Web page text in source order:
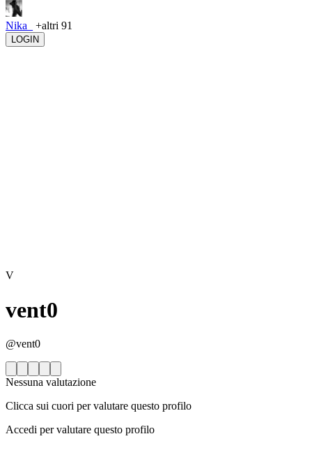
Nika_ +altri 91
LOGIN
V
vent0
@vent0
Nessuna valutazione
Clicca sui cuori per valutare questo profilo
Accedi per valutare questo profilo